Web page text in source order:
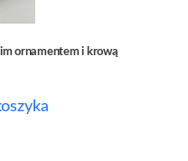
ornamentem i krową